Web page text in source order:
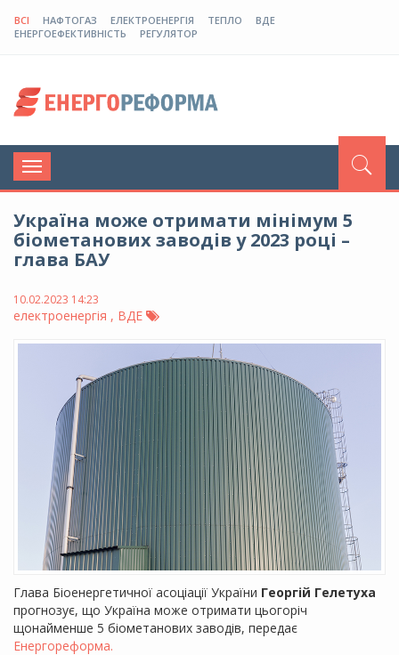
ВСІ НАФТОГАЗ ЕЛЕКТРОЕНЕРГІЯ ТЕПЛО
ВДЕ
ЕНЕРГОЕФЕКТИВНІСТЬ
РЕГУЛЯТОР
Toggle
navigation
Україна може отримати мінімум 5
біометанових заводів у 2023 році –
глава БАУ
10.02.2023 14:23
електроенергія , ВДЕ
Глава Біоенергетичної асоціації України Георгій Гелетуха
прогнозує, що Україна може отримати цьогоріч
щонайменше 5 біометанових заводів, передає
Енергореформа.